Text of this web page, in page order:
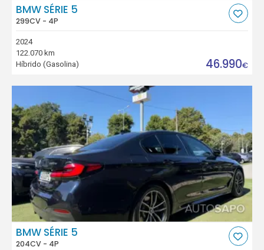
BMW SÉRIE 5
299CV - 4P
2024
122.070 km
Híbrido (Gasolina)
46.990€
BMW SÉRIE 5
204CV - 4P